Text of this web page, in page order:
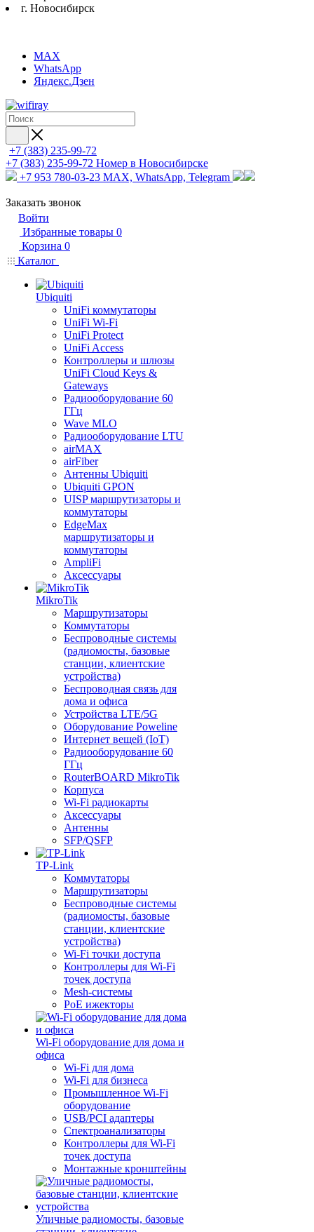
г. Новосибирск
MAX
WhatsApp
Яндекс.Дзен
+7 (383) 235-99-72
+7 (383) 235-99-72 Номер в Новосибирске
+7 953 780-03-23 MAX, WhatsApp, Telegram
Заказать звонок
Войти
Избранные товары 0
Корзина 0
Каталог
Ubiquiti
UniFi коммутаторы
UniFi Wi-Fi
UniFi Protect
UniFi Access
Контроллеры и шлюзы
UniFi Cloud Keys &
Gateways
Радиооборудование 60
ГГц
Wave MLO
Радиооборудование LTU
airMAX
airFiber
Антенны Ubiquiti
Ubiquiti GPON
UISP маршрутизаторы и
коммутаторы
EdgeMax
маршрутизаторы и
коммутаторы
AmpliFi
Аксессуары
MikroTik
Маршрутизаторы
Коммутаторы
Беспроводные системы
(радиомосты, базовые
станции, клиентские
устройства)
Беспроводная связь для
дома и офиса
Устройства LTE/5G
Оборудование Poweline
Интернет вещей (IoT)
Радиооборудование 60
ГГц
RouterBOARD MikroTik
Корпуса
Wi-Fi радиокарты
Аксессуары
Антенны
SFP/QSFP
TP-Link
Коммутаторы
Маршрутизаторы
Беспроводные системы
(радиомосты, базовые
станции, клиентские
устройства)
Wi-Fi точки доступа
Контроллеры для Wi-Fi
точек доступа
Mesh-системы
PoE ижекторы
Wi-Fi оборудование для дома и
офиса
Wi-Fi для дома
Wi-Fi для бизнеса
Промышленное Wi-Fi
оборудование
USB/PCI адаптеры
Cпектроанализаторы
Контроллеры для Wi-Fi
точек доступа
Монтажные кронштейны
Уличные радиомосты, базовые